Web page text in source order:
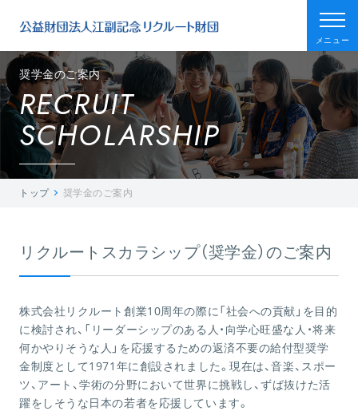
メニュー
奨学金のご案内
RECRUIT
SCHOLARSHIP
トップ 奨学金のご案内
リクルートスカラシップ（奨学金）のご案内
株式会社リクルート創業10周年の際に「社会への貢献」を目的
に検討され、「リーダーシップのある人・向学心旺盛な人・将来
何かやりそうな人」を応援するための返済不要の給付型奨学
金制度として1971年に創設されました。現在は、音楽、スポー
ツ、アート、学術の分野において世界に挑戦し、ずば抜けた活
躍をしそうな日本の若者を応援しています。